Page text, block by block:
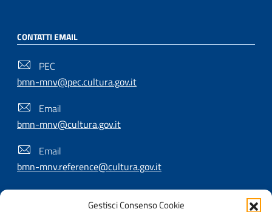
Gestisci Consenso Cookie
CONTATTI EMAIL
PEC
bmn-mnv@pec.cultura.gov.it
Email
bmn-mnv@cultura.gov.it
Email
bmn-mnv.reference@cultura.gov.it